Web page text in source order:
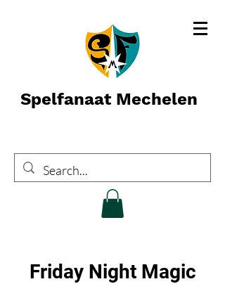
Spelfanaat Mechelen
Friday Night Magic